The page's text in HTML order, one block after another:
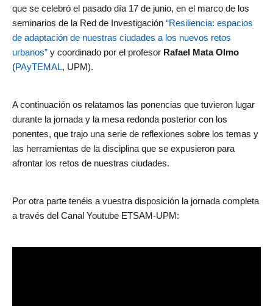
de
Investigación
en
Arquitectura,
Urbanismo
Madrid
(UPM)
que se celebró el pasado día 17 de junio, en el marco de los
seminarios de la Red de Investigación “Resiliencia: espacios
de adaptación de nuestras ciudades a los nuevos retos
urbanos” y coordinado por el profesor Rafael Mata Olmo
(PAyTEMAL, UPM).
A continuación os relatamos las ponencias que tuvieron lugar
durante la jornada y la mesa redonda posterior con los
ponentes, que trajo una serie de reflexiones sobre los temas y
las herramientas de la disciplina que se expusieron para
afrontar los retos de nuestras ciudades.
Por otra parte tenéis a vuestra disposición la jornada completa
a través del Canal Youtube ETSAM-UPM: